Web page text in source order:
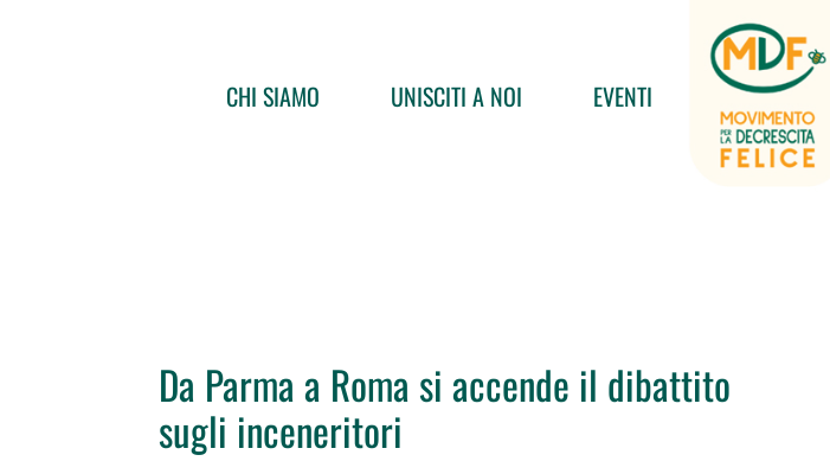
CHI SIAMO UNISCITI A NOI EVENTI
Da Parma a Roma si accende il dibattito
sugli inceneritori